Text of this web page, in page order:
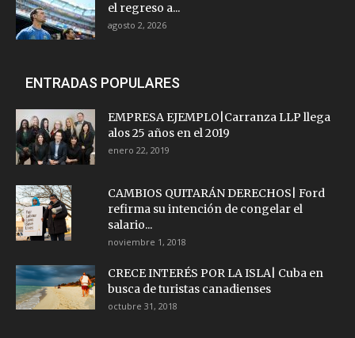
el regreso a...
agosto 2, 2026
ENTRADAS POPULARES
EMPRESA EJEMPLO|Carranza LLP llega
alos 25 años en el 2019
enero 22, 2019
CAMBIOS QUITARÁN DERECHOS| Ford
refirma su intención de congelar el
salario...
noviembre 1, 2018
CRECE INTERÉS POR LA ISLA| Cuba en
busca de turistas canadienses
octubre 31, 2018